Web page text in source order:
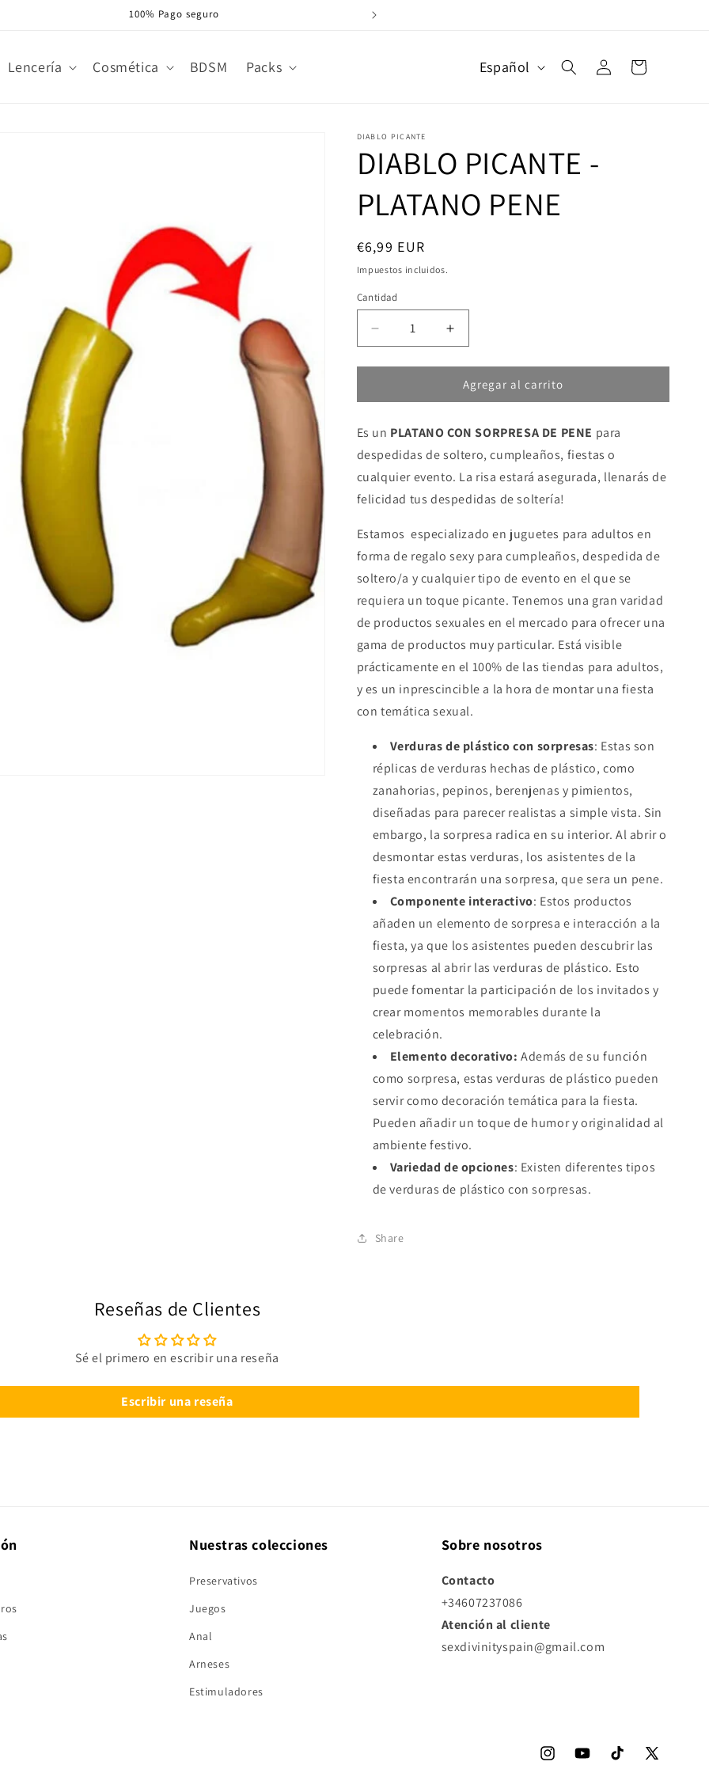
100% Pago seguro
Lencería Cosmética BDSM Packs
a
Español
sesión
Carrito
DIABLO PICANTE
DIABLO PICANTE -
PLATANO PENE
Precio
habitual
€6,99 EUR
Impuestos incluidos.
Cantidad
Reducir
cantidad
para
PICANTE
PLATANO
PENE
Aumentar
cantidad
para
DIABLO
PICANTE
PLATANO
PENE
Agregar al carrito
Es un PLATANO CON SORPRESA DE PENE para
despedidas de soltero, cumpleaños, fiestas o
cualquier evento. La risa estará asegurada, llenarás de
felicidad tus despedidas de soltería!
Estamos especializado en juguetes para adultos en
forma de regalo sexy para cumpleaños, despedida de
soltero/a y cualquier tipo de evento en el que se
requiera un toque picante. Tenemos una gran varidad
de productos sexuales en el mercado para ofrecer una
gama de productos muy particular. Está visible
prácticamente en el 100% de las tiendas para adultos,
y es un inprescincible a la hora de montar una fiesta
con temática sexual.
Verduras de plástico con sorpresas: Estas son
réplicas de verduras hechas de plástico, como
zanahorias, pepinos, berenjenas y pimientos,
diseñadas para parecer realistas a simple vista. Sin
embargo, la sorpresa radica en su interior. Al abrir o
desmontar estas verduras, los asistentes de la
fiesta encontrarán una sorpresa, que sera un pene.
Componente interactivo: Estos productos
añaden un elemento de sorpresa e interacción a la
fiesta, ya que los asistentes pueden descubrir las
sorpresas al abrir las verduras de plástico. Esto
puede fomentar la participación de los invitados y
crear momentos memorables durante la
celebración.
Elemento decorativo: Además de su función
como sorpresa, estas verduras de plástico pueden
servir como decoración temática para la fiesta.
Pueden añadir un toque de humor y originalidad al
ambiente festivo.
Variedad de opciones: Existen diferentes tipos
de verduras de plástico con sorpresas.
Share
Reseñas de Clientes
Sé el primero en escribir una reseña
Escribir una reseña
Nuestras colecciones
Preservativos
Juegos
Anal
Arneses
Estimuladores
Sobre nosotros
Contacto
+34607237086
Atención al cliente
sexdivinityspain@gmail.com
InstagramYouTubeTikTok X